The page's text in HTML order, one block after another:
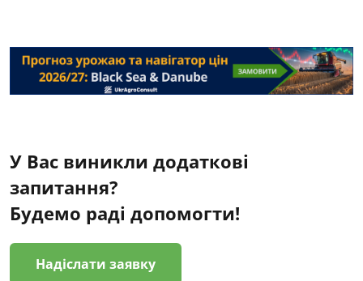
У Вас виникли додаткові
запитання?
Будемо раді допомогти!
Надіслати заявку